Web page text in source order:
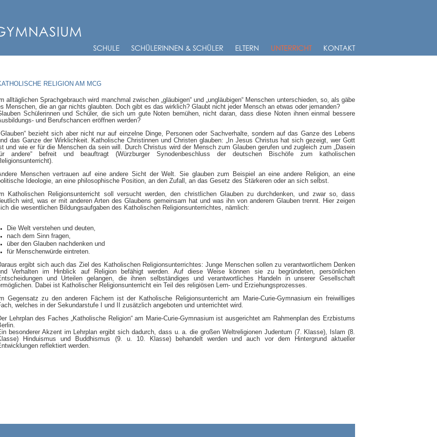
SCHULE SCHÜLERINNEN & SCHÜLER ELTERN UNTERRICHT KONTAKT
RELIGION AM MCG
alltäglichen Sprachgebrauch wird manchmal zwischen „gläubigen“ und „ungläubigen“ Menschen unterschieden, so, als gäbe
Menschen, die an gar nichts glaubten. Doch gibt es das wirklich? Glaubt nicht jeder Mensch an etwas oder jemanden?
Schülerinnen und Schüler, die sich um gute Noten bemühen, nicht daran, dass diese Noten ihnen einmal bessere
und Berufschancen eröffnen werden?
Glauben“ bezieht sich aber nicht nur auf einzelne Dinge, Personen oder Sachverhalte, sondern auf das Ganze des Lebens
das Ganze der Wirklichkeit. Katholische Christinnen und Christen glauben: „In Jesus Christus hat sich gezeigt, wer Gott
und wie er für die Menschen da sein will. Durch Christus wird der Mensch zum Glauben gerufen und zugleich zum „Dasein
andere“ befreit und beauftragt (Würzburger Synodenbeschluss der deutschen Bischöfe zum katholischen
Menschen vertrauen auf eine andere Sicht der Welt. Sie glauben zum Beispiel an eine andere Religion, an eine
Ideologie, an eine philosophische Position, an den Zufall, an das Gesetz des Stärkeren oder an sich selbst.
Katholischen Religionsunterricht soll versucht werden, den christlichen Glauben zu durchdenken, und zwar so, dass
wird, was er mit anderen Arten des Glaubens gemeinsam hat und was ihn von anderem Glauben trennt. Hier zeigen
die wesentlichen Bildungsaufgaben des Katholischen Religionsunterrichtes, nämlich:
Die Welt verstehen und deuten,
nach dem Sinn fragen,
über den Glauben nachdenken und
für Menschenwürde eintreten.
ergibt sich auch das Ziel des Katholischen Religionsunterrichtes: Junge Menschen sollen zu verantwortlichem Denken
Verhalten im Hinblick auf Religion befähigt werden. Auf diese Weise können sie zu begründeten, persönlichen
und Urteilen gelangen, die ihnen selbständiges und verantwortliches Handeln in unserer Gesellschaft
Dabei ist Katholischer Religionsunterricht ein Teil des religiösen Lern- und Erziehungsprozesses.
Gegensatz zu den anderen Fächern ist der Katholische Religionsunterricht am Marie-Curie-Gymnasium ein freiwilliges
welches in der Sekundarstufe I und II zusätzlich angeboten und unterrichtet wird.
Lehrplan des Faches „Katholische Religion“ am Marie-Curie-Gymnasium ist ausgerichtet am Rahmenplan des Erzbistums
besonderer Akzent im Lehrplan ergibt sich dadurch, dass u. a. die großen Weltreligionen Judentum (7. Klasse), Islam (8.
Hinduismus und Buddhismus (9. u. 10. Klasse) behandelt werden und auch vor dem Hintergrund aktueller
reflektiert werden.